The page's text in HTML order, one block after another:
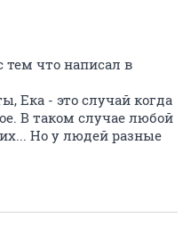
тем что написал в
Ека - это случай когда
В таком случае любой
Но у людей разные